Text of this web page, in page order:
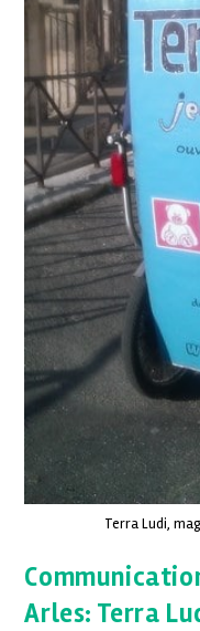
Terra Ludi,
Arles: Terra